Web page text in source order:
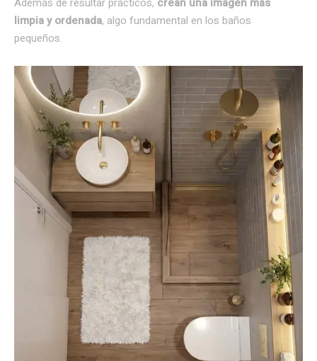
limpia y ordenada, algo fundamental en los baños
pequeños.